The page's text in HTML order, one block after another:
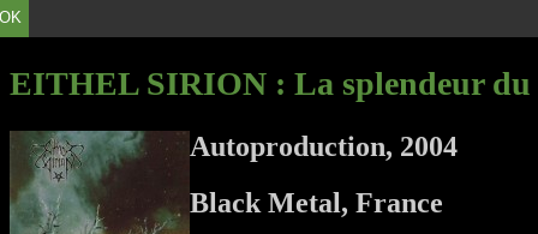
OK
EITHEL SIRION : La splendeur du
Autoproduction, 2004
Black Metal, France